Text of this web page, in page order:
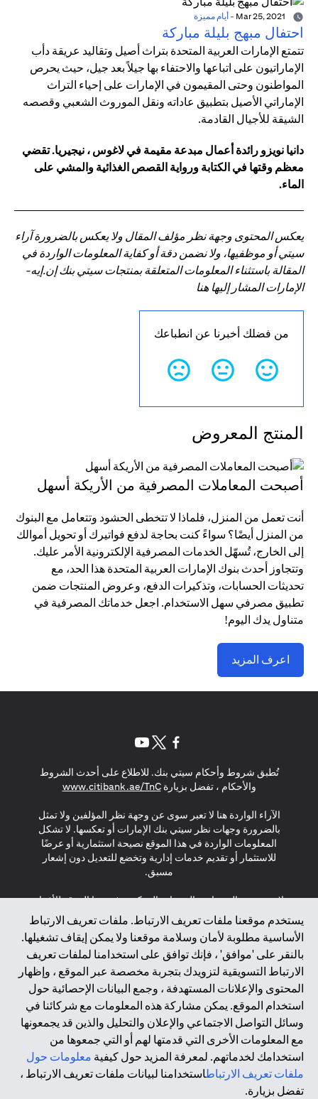
- أيام مميزة
احتفال مبهج بليلة مباركة
تتمتع الإمارات العربية المتحدة بتراث أصيل وتقاليد عريقة دأب
الإماراتيون على اتباعها والاحتفاء بها جيلاً بعد جيل، حيث يحرص
المواطنون وحتى المقيمون في الإمارات على إحياء التراث
الإماراتي الأصيل بتطبيق عاداته ونقل الموروث الشعبي وقصصه
الشيقة للأجيال القادمة.
دانيا نويزو رائدة أعمال مبدعة مقيمة في لاغوس ، نيجيريا. تقضي
معظم وقتها في الكتابة ورواية القصص الغذائية والمشي على
الماء.
يعكس المحتوى وجهة نظر مؤلف المقال ولا يعكس بالضرورة آراء
سيتي أو موظفيها، ولا نضمن دقة أو كفاية المعلومات الواردة في
المقالة باستثناء المعلومات المتعلقة بمنتجات سيتي بنك إن.إيه-
الإمارات المشار إليها هنا
من فضلك أخبرنا عن انطباعك
المنتج المعروض
أصبحت المعاملات المصرفية من الأريكة أسهل
أنت تعمل من المنزل، فلماذا لا تتخطى الحشود وتتعامل مع البنوك
من المنزل أيضًا؟ سواءً كنت بحاجة لدفع فواتيرك أو تحويل أموالك
إلى الخارج، تُسهّل الخدمات المصرفية الإلكترونية الأمر عليك.
وتتجاوز أحدث بنوك الإمارات العربية المتحدة هذا الحد، مع
تحديثات الحسابات، وتذكيرات الدفع، وعروض المنتجات ضمن
تطبيق مصرفي سهل الاستخدام. اجعل خدماتك المصرفية في
متناول يدك اليوم!
اعرف المزيد
يستخدم موقعنا ملفات تعريف الارتباط. ملفات تعريف الارتباط
الأساسية مطلوبة لأمان وسلامة موقعنا ولا يمكن إيقاف تشغيلها.
بالنقر على 'موافق' ، فإنك توافق على استخدامنا لملفات تعريف
الارتباط التسويقية لتزويدك بتجربة مخصصة عبر الموقع ، وإظهار
المحتوى والإعلانات المستهدفة ، وجمع البيانات الإحصائية حول
استخدام الموقع. يمكن مشاركة هذه المعلومات مع شركائنا في
وسائل التواصل الاجتماعي والإعلان والتحليل والذين قد يجمعونها
مع المعلومات الأخرى التي قدمتها لهم أو التي جمعوها من
استخدامك لخدماتهم. لمعرفة المزيد حول كيفية معلومات حول
ملفات تعريف الارتباطاستخدامنا لبيانات ملفات تعريف الارتباط ،
تفضل بزيارة.
تُطبق شروط وأحكام سيتي بنك. للاطلاع على أحدث الشروط
والأحكام ، تفضل بزيارةwww.citibank.ae/TnC
in a new tab
الآراء الواردة هنا لا تعبر سوى عن وجهة نظر المؤلفين ولا تمثل
بالضرورة وجهات نظر سيتي بنك الإمارات أو تعكسها. لا تشكل
المعلومات الواردة في هذا الموقع نصيحة استثمارية أو عرضًا
للاستثمار أو تقديم خدمات إدارية وتخضع للتعديل دون إشعار
مسبق.
لا يتم تقديم المنتجات والخدمات المذكورة في هذا الموقع للأفراد
المقيمين في الاتحاد الأوروبي أو المنطقة الاقتصادية الأوروبية أو
سويسرا أو غيرنسي أو جيرسي أو موناكو أو سان مارينو أو
الفاتيكان أو جزيرة مان أو المملكة المتحدة أو خصوصية البيانات
(لائحة حماية البيانات العامة \ قانون حماية البيانات الشخصية
العامة \ قانون خصوصية نيوزيلندا). المحتوى الموجود في هذه
الصفحة ليس ولا ينبغي تفسيره على أنه عرض أو دعوة أو دعوة
لشراء أو بيع أي من المنتجات والخدمات المذكورة هنا لمثل هؤلاء
الأفراد.
*GDPR – اللائحة العامة لحماية البيانات؛ * LGPD – Lei Geral de
Proteção de Dados Pessoais ; *NZPA – قانون الخصوصية
النيوزيلندي